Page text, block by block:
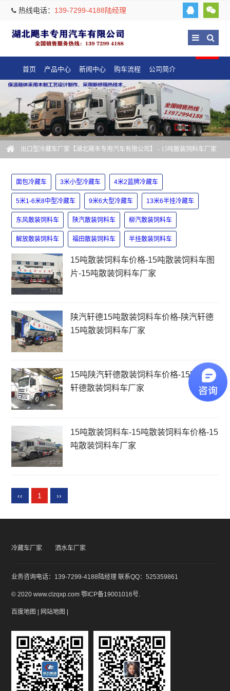
热线电话： 139-7299-4188陆经理
首页 产品中心 新闻中心 购车流程 公司简介
出口型冷藏车厂家【湖北飓丰专用汽车有限公司】 - 15吨散装饲料车厂家
面包冷藏车 3米小型冷藏车 4米2蓝牌冷藏车
5米1-6米8中型冷藏车 9米6大型冷藏车 13米6半挂冷藏车
东风散装饲料车 陕汽散装饲料车 柳汽散装饲料车
解放散装饲料车 福田散装饲料车 半挂散装饲料车
15吨散装饲料车价格-15吨散装饲料车图
片-15吨散装饲料车厂家
陕汽轩德15吨散装饲料车价格-陕汽轩德
15吨散装饲料车厂家
15吨陕汽轩德散装饲料车价格-15吨陕汽
轩德散装饲料车厂家
15吨散装饲料车-15吨散装饲料车价格-15
吨散装饲料车厂家
‹‹ 1 ››
冷藏车厂家 洒水车厂家
业务咨询电话：139-7299-4188陆经理 联系QQ：525359861
© 2020 www.clzqxp.com鄂ICP备19001016号.
百度地图 网站地图